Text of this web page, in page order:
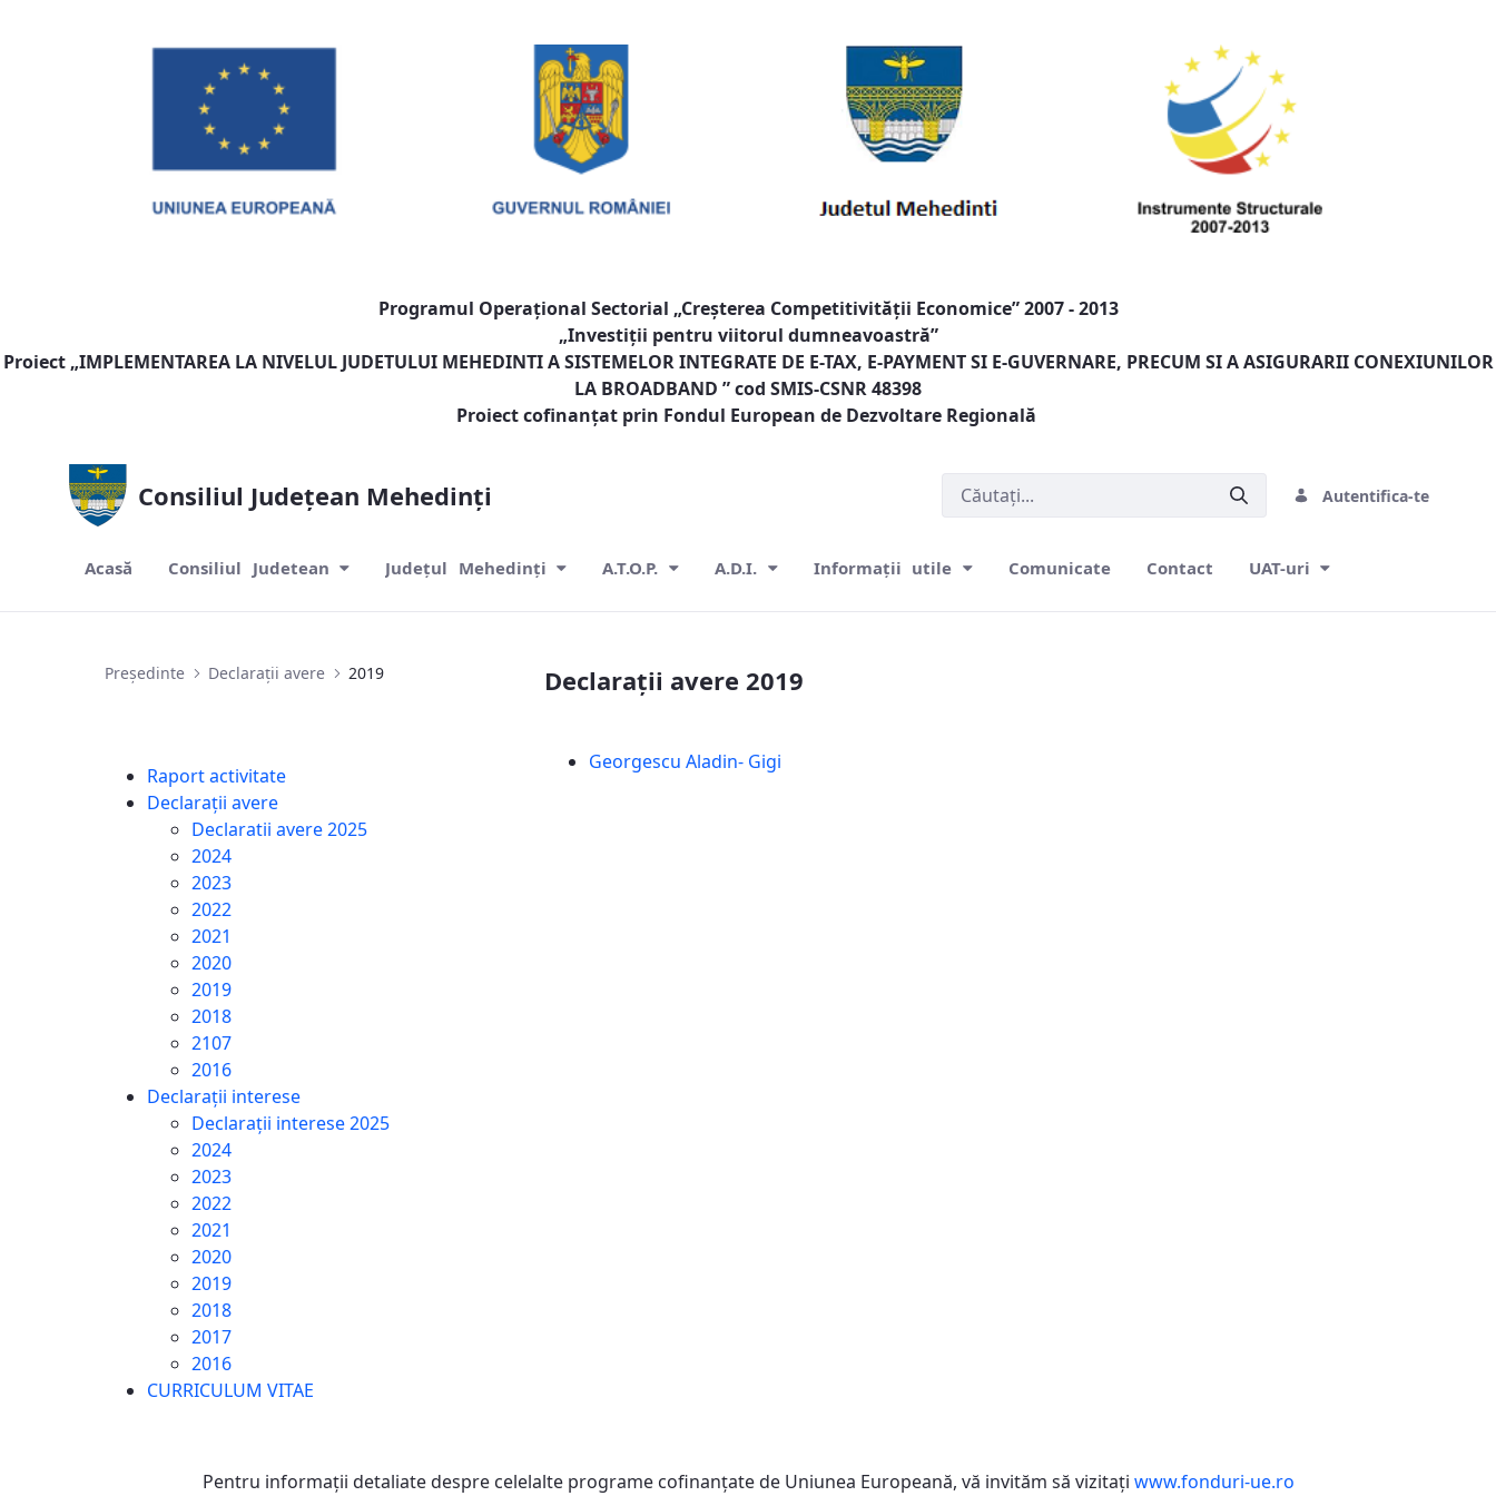
Programul Operaţional Sectorial „Creşterea Competitivităţii Economice” 2007 - 2013
„Investiţii pentru viitorul dumneavoastră”
Proiect „IMPLEMENTAREA LA NIVELUL JUDETULUI MEHEDINTI A SISTEMELOR INTEGRATE DE E-TAX, E-PAYMENT SI E-GUVERNARE, PRECUM SI A ASIGURARII CONEXIUNILOR
LA BROADBAND ” cod SMIS-CSNR 48398
Proiect cofinanţat prin Fondul European de Dezvoltare Regională
Consiliul Județean Mehedinți Autentifica-te
Acasă Consiliul Judetean Județul Mehedinți A.T.O.P. A.D.I. Informații utile Comunicate Contact UAT-uri
Președinte Declarații avere 2019
Raport activitate
Declarații avere
Declaratii avere 2025
2024
2023
2022
2021
2020
2019
2018
2107
2016
Declarații interese
Declarații interese 2025
2024
2023
2022
2021
2020
2019
2018
2017
2016
CURRICULUM VITAE
Declarații avere 2019
Georgescu Aladin- Gigi
Pentru informaţii detaliate despre celelalte programe cofinanţate de Uniunea Europeană, vă invităm să vizitaţi www.fonduri-ue.ro